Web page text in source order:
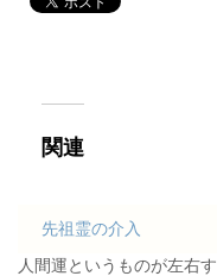
関連
先祖霊の介入
人間運というものが左右す